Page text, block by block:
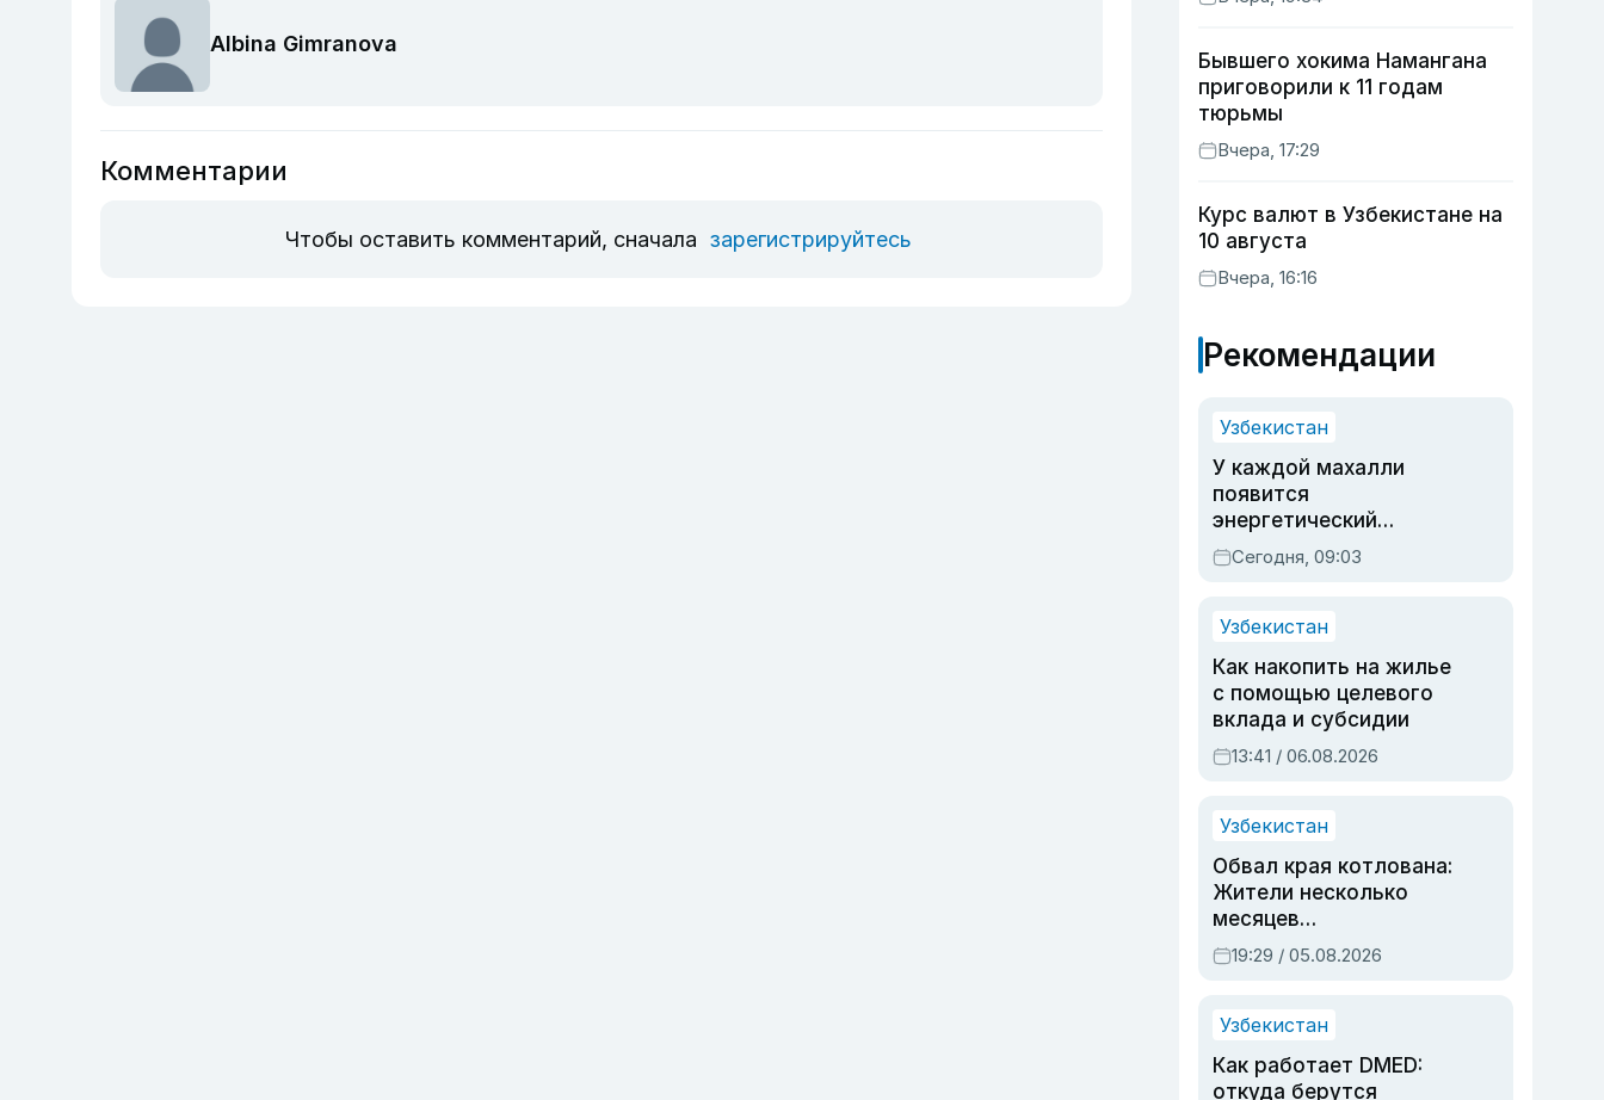
Albina Gimranova
Комментарии
Чтобы оставить комментарий, сначала зарегистрируйтесь
Бывшего хокима Намангана
приговорили к 11 годам
тюрьмы
Вчера, 17:29
Курс валют в Узбекистане на
10 августа
Вчера, 16:16
Рекомендации
Узбекистан
У каждой махалли
появится
энергетический
паспорт
Сегодня, 09:03
Узбекистан
Как накопить на жилье
с помощью целевого
вклада и субсидии
13:41 / 06.08.2026
Узбекистан
Обвал края котлована:
Жители несколько
месяцев
предупреждали об
опасности, но стройка
19:29 / 05.08.2026
Узбекистан
Как работает DMED:
откуда берутся